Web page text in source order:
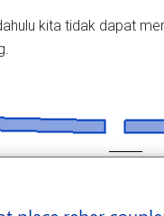
kita tidak dapat